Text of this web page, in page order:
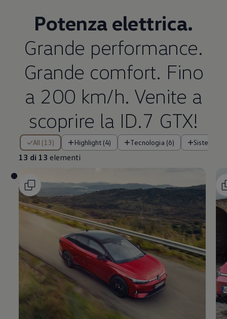
Potenza elettrica.
Grande performance.
Grande comfort. Fino
a 200 km/h. Venite a
scoprire la ID.7 GTX!
All (13) Highlight (4) Tecnologia (6) Sistemi di
13 di 13 elementi
13 di 13 elementi